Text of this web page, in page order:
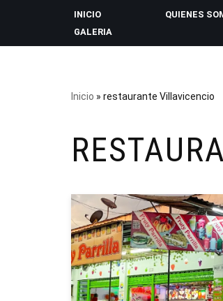
INICIO QUIENES
GALERIA
Inicio » restaurante Villavicencio